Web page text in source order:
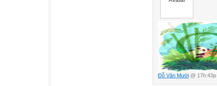
Đỗ Văn Mười @